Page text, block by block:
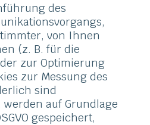
des
von Ihnen
(z. B. für die
zur Optimierung
zur Messung des
sind
auf Grundlage
gespeichert,